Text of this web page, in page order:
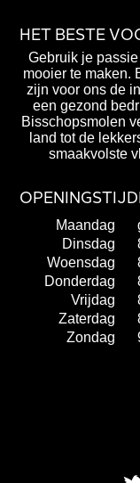
HET BESTE
Gebruik je
mooier te maken.
zijn voor ons de
een gezond
Bisschopsmolen
land tot de
smaakvolste
Maandag
Dinsdag
Woensdag
Donderdag
Vrijdag
Zaterdag
Zondag